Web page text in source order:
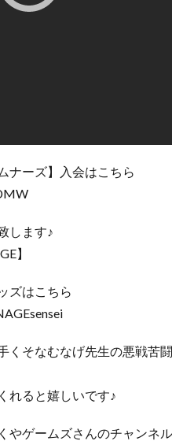
ナーズ】入会はこちら
します♪
】
ズはこちら
くそなむなげ先生の悪戦苦
れると嬉しいです♪
やゲームズさんのチャンネル